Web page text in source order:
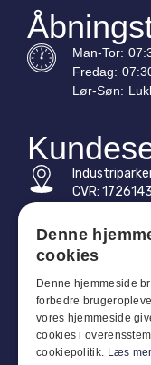
Man-Tor:
Fredag:
Lør-Søn:
CVR:
E-mail:
Persondatapolitik
Salgs- og
Denne
cookies
Denne hjemmeside
forbedre
vores hjemmeside
cookies i
cookiepolitik. Læs